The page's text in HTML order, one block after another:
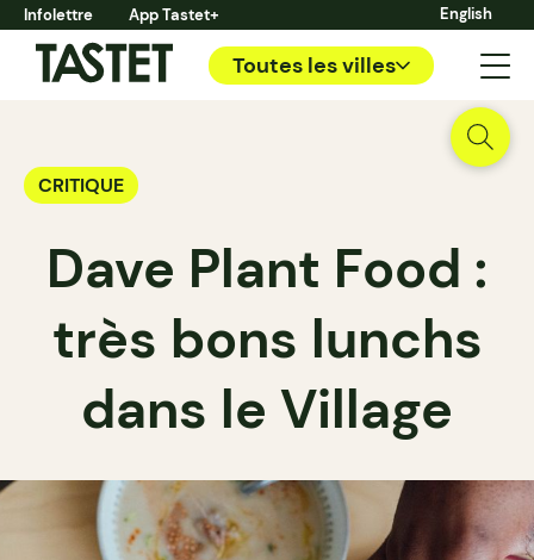
Infolettre App Tastet+ English
Toutes les villes
CRITIQUE
Dave Plant Food :
très bons lunchs
dans le Village